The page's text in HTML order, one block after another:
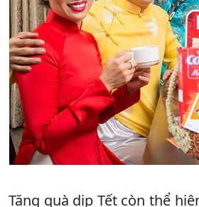
Tặng quà dịp Tết còn thể